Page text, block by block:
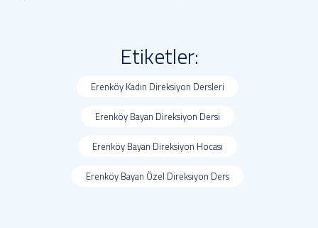
Etiketler:
Erenköy Kadın Direksiyon Dersleri
Erenköy Bayan Direksiyon Dersi
Erenköy Bayan Direksiyon Hocası
Erenköy Bayan Özel Direksiyon Ders